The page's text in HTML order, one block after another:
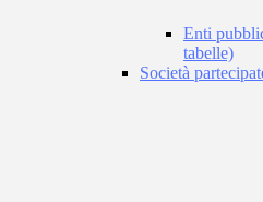
Enti
tabelle)
Società